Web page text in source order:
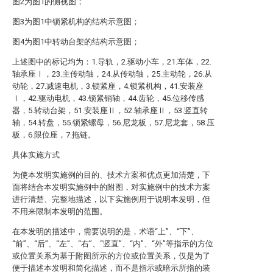
图3为图1中锁紧机构的结构示意图；
图4为图1中转动台架的结构示意图；
上述图中的标记均为：1.导轨，2.驱动小车，21.车体，22.
轴承座Ⅰ，23.主传动轴，24.从传动轴，25.主动轮，26.从
动轮，27.减速电机，3.锁紧座，4.锁紧机构，41.安装座
Ⅰ，42.驱动电机，43.锁紧销轴，44.齿轮，45.位移传感
器，5.转动台架，51.安装座Ⅱ，52.轴承座Ⅱ，53.竖直转
轴，54.转盘，55.锁紧螺母，56.尼龙板，57.尼龙套，58.压
板，6.限位座，7.拖链。
具体实施方式
为使本发明实施例的目的、技术方案和优点更加清楚，下
面将结合本发明实施例中的附图，对实施例中的技术方案
进行清楚、完整地描述，以下实施例用于说明本发明，但
不用来限制本发明的范围。
在本发明的描述中，需要说明的是，术语“上”、“下”、
“前”、“后”、“左”、“右”、“竖直”、“内”、“外”等指示的方位
或位置关系为基于附图所示的方位或位置关系，仅是为了
便于描述本发明和简化描述，而不是指示或暗示所指的装